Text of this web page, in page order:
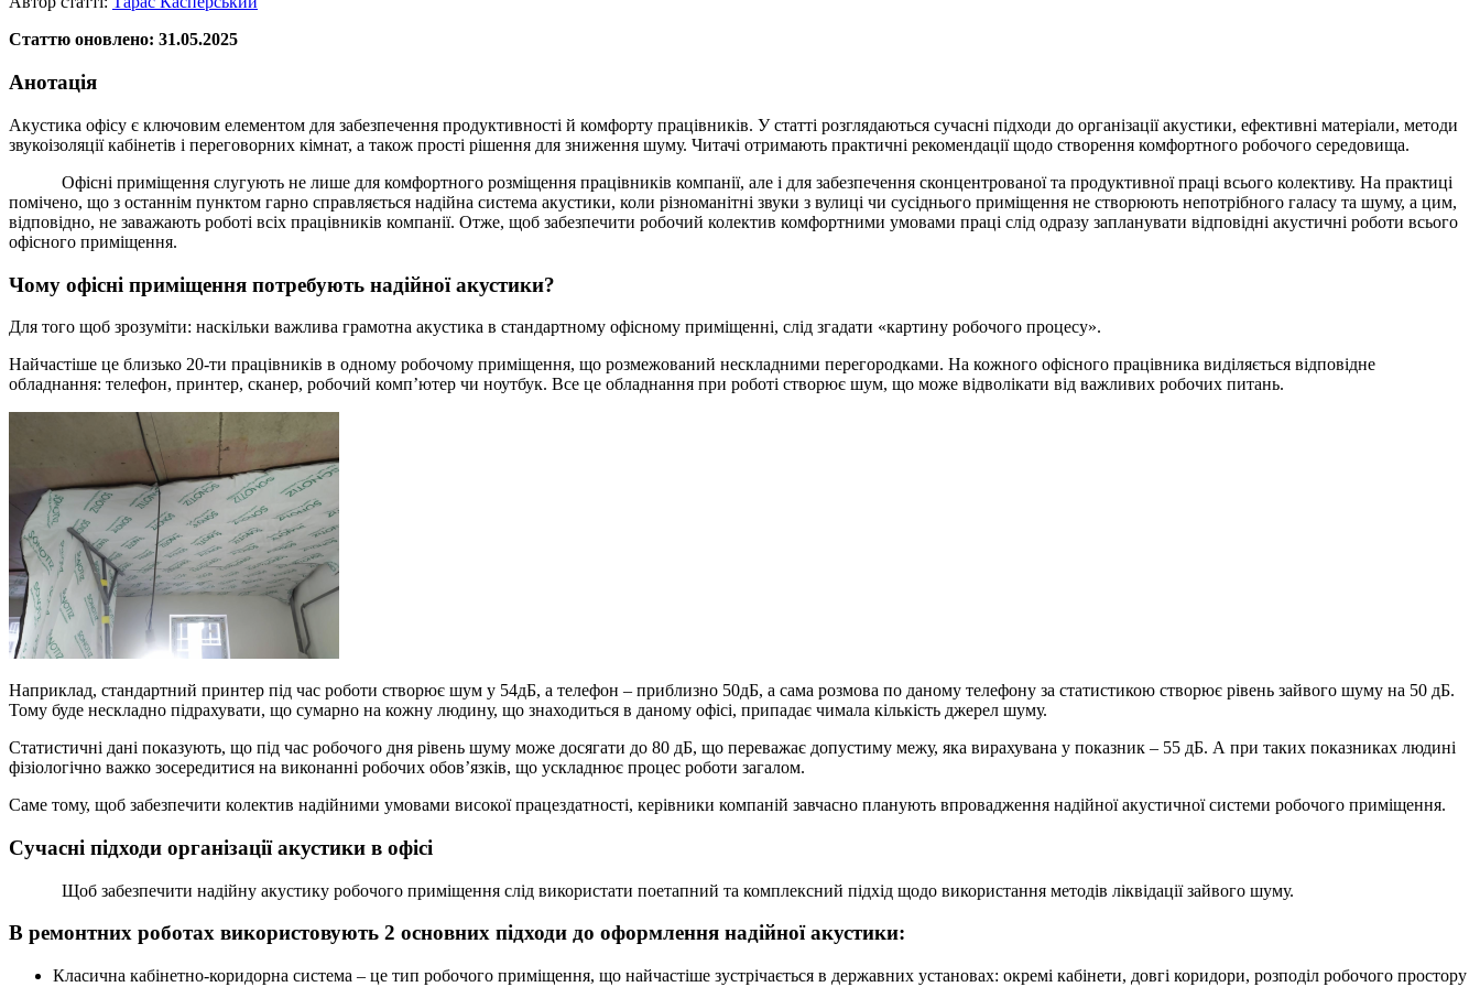
Статтю оновлено: 31.05.2025
Анотація
Акустика офісу є ключовим елементом для забезпечення продуктивності й комфорту працівників. У статті розглядаються сучасні підходи до організації акустики, ефективні матеріали, методи
звукоізоляції кабінетів і переговорних кімнат, а також прості рішення для зниження шуму. Читачі отримають практичні рекомендації щодо створення комфортного робочого середовища.
Офісні приміщення слугують не лише для комфортного розміщення працівників компанії, але і для забезпечення сконцентрованої та продуктивної праці всього колективу. На практиці
помічено, що з останнім пунктом гарно справляється надійна система акустики, коли різноманітні звуки з вулиці чи сусіднього приміщення не створюють непотрібного галасу та шуму, а цим,
відповідно, не заважають роботі всіх працівників компанії. Отже, щоб забезпечити робочий колектив комфортними умовами праці слід одразу запланувати відповідні акустичні роботи всього
офісного приміщення.
Чому офісні приміщення потребують надійної акустики?
Для того щоб зрозуміти: наскільки важлива грамотна акустика в стандартному офісному приміщенні, слід згадати «картину робочого процесу».
Найчастіше це близько 20-ти працівників в одному робочому приміщення, що розмежований нескладними перегородками. На кожного офісного працівника виділяється відповідне
обладнання: телефон, принтер, сканер, робочий комп’ютер чи ноутбук. Все це обладнання при роботі створює шум, що може відволікати від важливих робочих питань.
Наприклад, стандартний принтер під час роботи створює шум у 54дБ, а телефон – приблизно 50дБ, а сама розмова по даному телефону за статистикою створює рівень зайвого шуму на 50 дБ.
Тому буде нескладно підрахувати, що сумарно на кожну людину, що знаходиться в даному офісі, припадає чимала кількість джерел шуму.
Статистичні дані показують, що під час робочого дня рівень шуму може досягати до 80 дБ, що переважає допустиму межу, яка вирахувана у показник – 55 дБ. А при таких показниках людині
фізіологічно важко зосередитися на виконанні робочих обов’язків, що ускладнює процес роботи загалом.
Саме тому, щоб забезпечити колектив надійними умовами високої працездатності, керівники компаній завчасно планують впровадження надійної акустичної системи робочого приміщення.
Сучасні підходи організації акустики в офісі
Щоб забезпечити надійну акустику робочого приміщення слід використати поетапний та комплексний підхід щодо використання методів ліквідації зайвого шуму.
В ремонтних роботах використовують 2 основних підходи до оформлення надійної акустики:
Класична кабінетно-коридорна система – це тип робочого приміщення, що найчастіше зустрічається в державних установах: окремі кабінети, довгі коридори, розподіл робочого простору